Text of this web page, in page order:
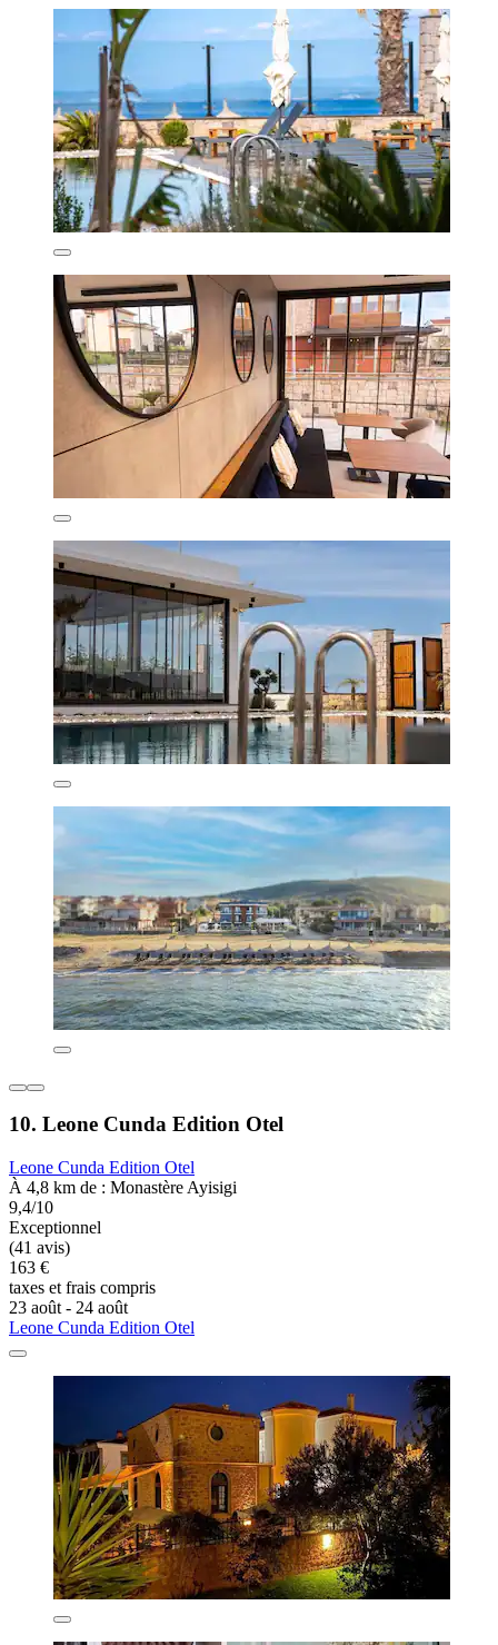
10. Leone Cunda Edition Otel
Leone Cunda Edition Otel
À 4,8 km de : Monastère Ayisigi
9,4/10
Exceptionnel
(41 avis)
163 €
taxes et frais compris
23 août - 24 août
Leone Cunda Edition Otel